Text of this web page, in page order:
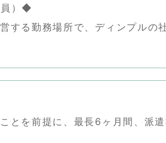
員）◆
する勤務場所で、ディンプルの
とを前提に、最長6ヶ月間、派